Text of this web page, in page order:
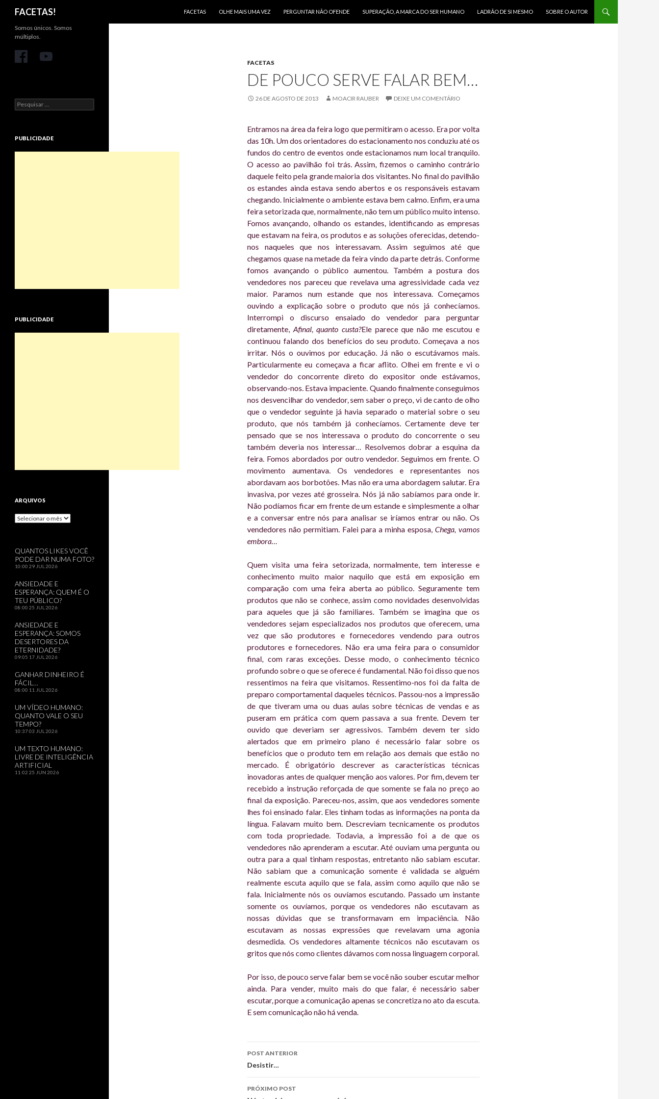
FACETAS!
FACETAS
OLHE MAIS UMA VEZ PERGUNTAR NÃO OFENDE SUPERAÇÃO, A MARCA DO SER HUMANO LADRÃO DE SI MESMO SOBRE O AUTOR
FACETAS
DE POUCO SERVE FALAR BEM…
26 DE AGOSTO DE 2013 MOACIR RAUBER DEIXE UM COMENTÁRIO
Entramos na área da feira logo que permitiram o acesso. Era por volta
das 10h. Um dos orientadores do estacionamento nos conduziu até os
fundos do centro de eventos onde estacionamos num local tranquilo.
O acesso ao pavilhão foi trás. Assim, fizemos o caminho contrário
daquele feito pela grande maioria dos visitantes. No final do pavilhão
os estandes ainda estava sendo abertos e os responsáveis estavam
chegando. Inicialmente o ambiente estava bem calmo. Enfim, era uma
feira setorizada que, normalmente, não tem um público muito intenso.
Fomos avançando, olhando os estandes, identificando as empresas
que estavam na feira, os produtos e as soluções oferecidas, detendo-
nos naqueles que nos interessavam. Assim seguimos até que
chegamos quase na metade da feira vindo da parte detrás. Conforme
fomos avançando o público aumentou. Também a postura dos
vendedores nos pareceu que revelava uma agressividade cada vez
maior. Paramos num estande que nos interessava. Começamos
ouvindo a explicação sobre o produto que nós já conhecíamos.
Interrompi o discurso ensaiado do vendedor para perguntar
diretamente, Afinal, quanto custa?Ele parece que não me escutou e
continuou falando dos benefícios do seu produto. Começava a nos
irritar. Nós o ouvimos por educação. Já não o escutávamos mais.
Particularmente eu começava a ficar aflito. Olhei em frente e vi o
vendedor do concorrente direto do expositor onde estávamos,
observando-nos. Estava impaciente. Quando finalmente conseguimos
nos desvencilhar do vendedor, sem saber o preço, vi de canto de olho
que o vendedor seguinte já havia separado o material sobre o seu
produto, que nós também já conhecíamos. Certamente deve ter
pensado que se nos interessava o produto do concorrente o seu
também deveria nos interessar… Resolvemos dobrar a esquina da
feira. Fomos abordados por outro vendedor. Seguimos em frente. O
movimento aumentava. Os vendedores e representantes nos
abordavam aos borbotões. Mas não era uma abordagem salutar. Era
invasiva, por vezes até grosseira. Nós já não sabíamos para onde ir.
Não podíamos ficar em frente de um estande e simplesmente a olhar
e a conversar entre nós para analisar se iríamos entrar ou não. Os
vendedores não permitiam. Falei para a minha esposa, Chega, vamos
embora…
Quem visita uma feira setorizada, normalmente, tem interesse e
conhecimento muito maior naquilo que está em exposição em
comparação com uma feira aberta ao público. Seguramente tem
produtos que não se conhece, assim como novidades desenvolvidas
para aqueles que já são familiares. Também se imagina que os
vendedores sejam especializados nos produtos que oferecem, uma
vez que são produtores e fornecedores vendendo para outros
produtores e fornecedores. Não era uma feira para o consumidor
final, com raras exceções. Desse modo, o conhecimento técnico
profundo sobre o que se oferece é fundamental. Não foi disso que nos
ressentimos na feira que visitamos. Ressentimo-nos foi da falta de
preparo comportamental daqueles técnicos. Passou-nos a impressão
de que tiveram uma ou duas aulas sobre técnicas de vendas e as
puseram em prática com quem passava a sua frente. Devem ter
ouvido que deveriam ser agressivos. Também devem ter sido
alertados que em primeiro plano é necessário falar sobre os
benefícios que o produto tem em relação aos demais que estão no
mercado. É obrigatório descrever as características técnicas
inovadoras antes de qualquer menção aos valores. Por fim, devem ter
recebido a instrução reforçada de que somente se fala no preço ao
final da exposição. Pareceu-nos, assim, que aos vendedores somente
lhes foi ensinado falar. Eles tinham todas as informações na ponta da
língua. Falavam muito bem. Descreviam tecnicamente os produtos
com toda propriedade. Todavia, a impressão foi a de que os
vendedores não aprenderam a escutar. Até ouviam uma pergunta ou
outra para a qual tinham respostas, entretanto não sabiam escutar.
Não sabiam que a comunicação somente é validada se alguém
realmente escuta aquilo que se fala, assim como aquilo que não se
fala. Inicialmente nós os ouvíamos escutando. Passado um instante
somente os ouvíamos, porque os vendedores não escutavam as
nossas dúvidas que se transformavam em impaciência. Não
escutavam as nossas expressões que revelavam uma agonia
desmedida. Os vendedores altamente técnicos não escutavam os
gritos que nós como clientes dávamos com nossa linguagem corporal.
Por isso, de pouco serve falar bem se você não souber escutar melhor
ainda. Para vender, muito mais do que falar, é necessário saber
escutar, porque a comunicação apenas se concretiza no ato da escuta.
E sem comunicação não há venda.
Navegação
de
posts
POST ANTERIOR
Desistir…
PRÓXIMO POST
Somos únicos. Somos
múltiplos.
Pesquisar
por:
PUBLICIDADE
PUBLICIDADE
ARQUIVOS
Arquivos
QUANTOS LIKES VOCÊ
PODE DAR NUMA FOTO?
10:00 29 JUL 2026
ANSIEDADE E
ESPERANÇA: QUEM É O
TEU PÚBLICO?
08:00 25 JUL 2026
ANSIEDADE E
ESPERANÇA: SOMOS
DESERTORES DA
ETERNIDADE?
09:05 17 JUL 2026
GANHAR DINHEIRO É
FÁCIL…
08:00 11 JUL 2026
UM VÍDEO HUMANO:
QUANTO VALE O SEU
TEMPO?
10:3703 JUL 2026
UM TEXTO HUMANO:
LIVRE DE INTELIGÊNCIA
ARTIFICIAL
11:02 25 JUN 2026